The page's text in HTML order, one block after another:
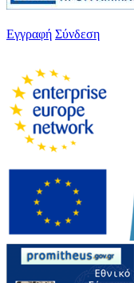
Εγγραφή Σύνδεση